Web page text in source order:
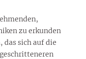
zu erkunden
das sich auf die